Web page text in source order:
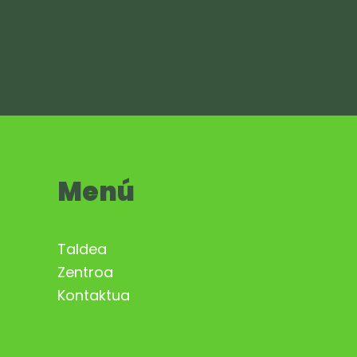
Menú
Taldea
Zentroa
Kontaktua